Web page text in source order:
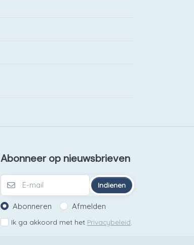
Abonneer op nieuwsbrieven
Indienen
Abonneren Afmelden
Ik ga akkoord met het Privacybeleid